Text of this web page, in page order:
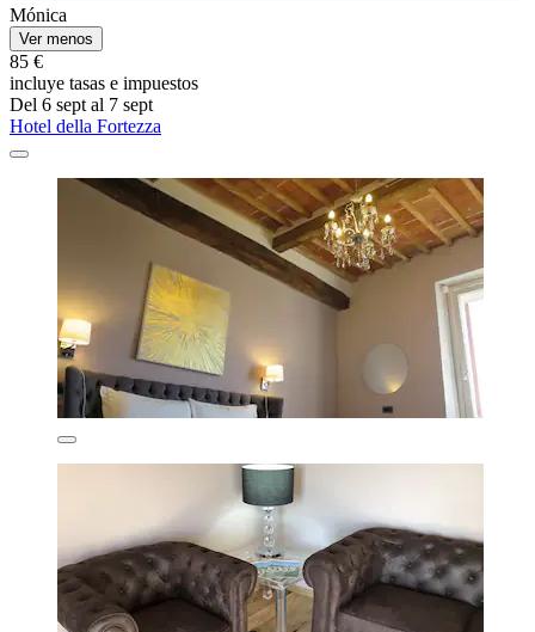
Mónica
Ver menos
85 €
incluye tasas e impuestos
Del 6 sept al 7 sept
Hotel della Fortezza